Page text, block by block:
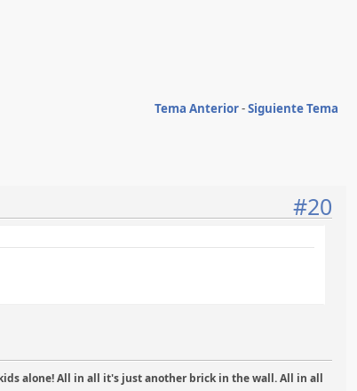
Tema Anterior-Siguiente Tema
#20
alone! All in all it's just another brick in the wall. All in all